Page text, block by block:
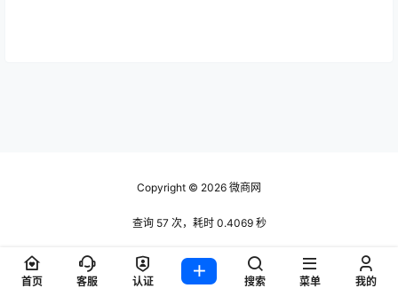
方式
19:22:36
Copyright © 2026 微商网
查询 57 次，耗时 0.4069 秒
首页 客服 认证 搜索 菜单 我的